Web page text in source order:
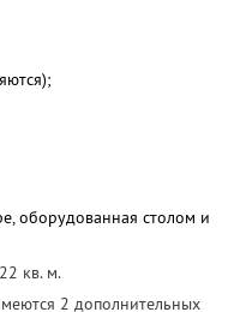
оборудованная столом и
кв. м.
2 дополнительных